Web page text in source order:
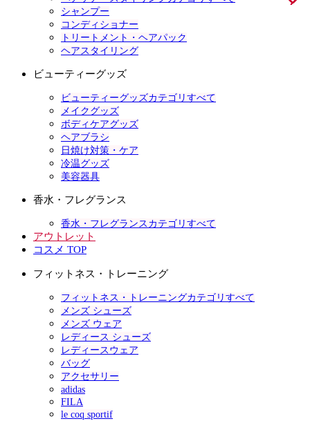
シャンプー
コンディショナー
トリートメント・ヘアパック
ヘアスタイリング
ビューティーグッズ
ビューティーグッズカテゴリすべて
メイクグッズ
ボディケアグッズ
ヘアブラシ
日焼け対策・ケア
冷温グッズ
美容器具
香水・フレグランス
香水・フレグランスカテゴリすべて
アウトレット
コスメ TOP
フィットネス・トレーニング
フィットネス・トレーニングカテゴリすべて
メンズ シューズ
メンズ ウェア
レディース シューズ
レディースウェア
バッグ
アクセサリー
adidas
FILA
le coq sportif